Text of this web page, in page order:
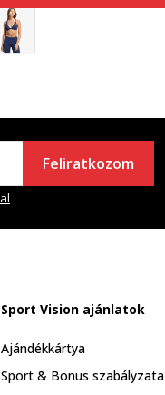
Feliratkozom
Sport Vision ajánlatok
Ajándékkártya
Sport & Bonus szabályzata